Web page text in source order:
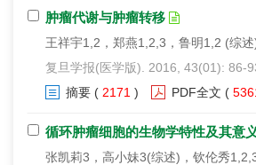
肿瘤代谢与肿瘤转移
王祥宇1,2，郑燕1,2,3，鲁明1,2 (综
复旦学报(医学版). 2016, 43(01): 86-
摘要 ( 2171 ) PDF全文 (
循环肿瘤细胞的生物学特性及其意义
张凯莉3，高小妹3(综述)，钦伦秀